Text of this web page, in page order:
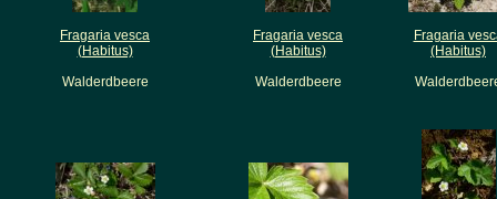
Fragaria vesca
(Habitus)
Walderdbeere
Fragaria vesca
(Habitus)
Walderdbeere
Fragaria
(Habitus)